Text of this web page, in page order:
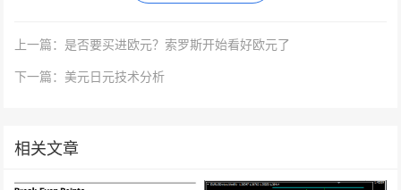
上一篇：是否要买进欧元？索罗斯开始看好欧元了
下一篇：美元日元技术分析
相关文章